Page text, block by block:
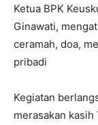
Ketua BPK
Ginawati,
ceramah, doa,
pribadi
Kegiatan
merasakan